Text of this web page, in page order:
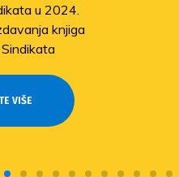
u 2024.
knjiga
VIŠE